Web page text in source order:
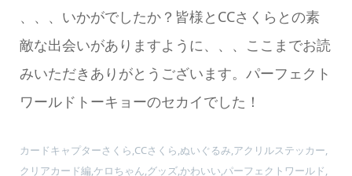
、、、いかがでしたか？皆様とCCさくらとの素
敵な出会いがありますように、、、ここまでお読
みいただきありがとうございます。パーフェクト
ワールドトーキョーのセカイでした！
カードキャプターさくら,CCさくら,ぬいぐるみ,アクリルステッカー,
クリアカード編,ケロちゃん,グッズ,かわいい,パーフェクトワールド,